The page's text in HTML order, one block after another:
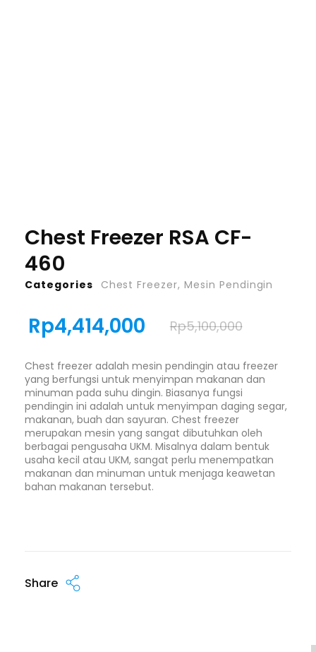
Chest Freezer RSA CF-
460
Rp4,414,000 Rp5,100,000
Chest freezer adalah mesin pendingin atau freezer
yang berfungsi untuk menyimpan makanan dan
minuman pada suhu dingin. Biasanya fungsi
pendingin ini adalah untuk menyimpan daging segar,
makanan, buah dan sayuran. Chest freezer
merupakan mesin yang sangat dibutuhkan oleh
berbagai pengusaha UKM. Misalnya dalam bentuk
usaha kecil atau UKM, sangat perlu menempatkan
makanan dan minuman untuk menjaga keawetan
bahan makanan tersebut.
Share
Categories Chest Freezer,Mesin Pendingin